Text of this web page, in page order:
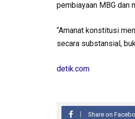
pembiayaan MBG dan
“Amanat konstitusi
secara substansial,
detik.com
Share on